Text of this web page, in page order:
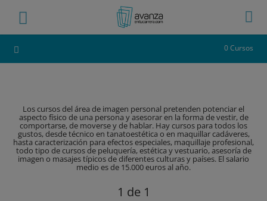
0 Cursos
Los cursos del área de imagen personal pretenden potenciar el
aspecto físico de una persona y asesorar en la forma de vestir, de
comportarse, de moverse y de hablar. Hay cursos para todos los
gustos, desde técnico en tanatoestética o en maquillar cadáveres,
hasta caracterización para efectos especiales, maquillaje profesional,
todo tipo de cursos de peluquería, estética y vestuario, asesoría de
imagen o masajes típicos de diferentes culturas y países. El salario
medio es de 15.000 euros al año.
1 de 1